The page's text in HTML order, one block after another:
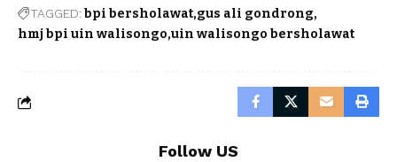
TAGGED:bpi bersholawat gus ali gondrong
hmj bpi uin walisongo uin walisongo bersholawat
Follow US